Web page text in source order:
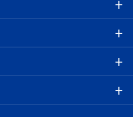
もてなしガイド
ラブ）